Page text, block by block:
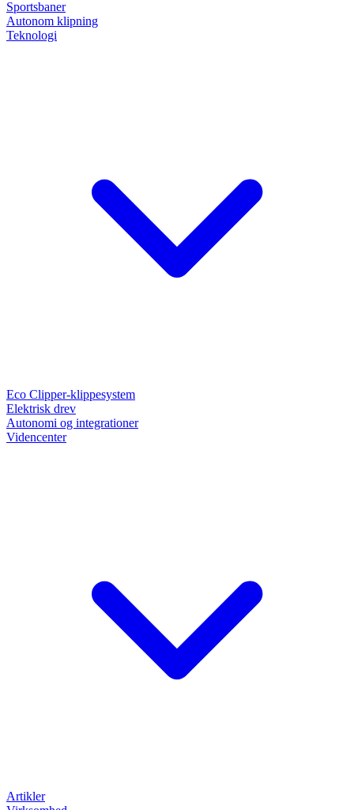
Sportsbaner
Autonom klipning
Teknologi
Eco Clipper-klippesystem
Elektrisk drev
Autonomi og integrationer
Videncenter
Artikler